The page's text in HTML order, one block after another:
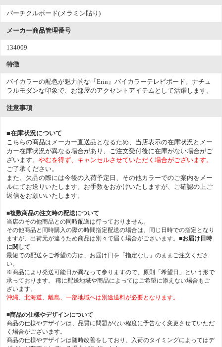
パーチクルボード(メラミン貼り)
メーカー商品管理番号
134009
特徴
バイカラーの配色が魅力的な『Erin』バイカラーテレビボード。ナチュ
ラルモダンな印象で、お部屋のアクセントアイテムとして活躍します。
注意事項
■在庫状況について
こちらの商品はメーカー直送品となるため、当店表示の在庫状況とメー
カー在庫状況が異なる場合があり、ご注文受付後に在庫がない場合がご
ざいます。 やむを得ず、キャンセルさせていただく場合がございます。
ご了承ください。
また、欠品の際には今後の入荷予定日、その他カラーでのご案内をメー
ルにてお送りいたします。お手数をおかけいたしますが、ご確認の上ご
返信をお願いいたします。
■複数商品の注文時の配送について
当店のその他商品との同時配送は行っておりません。
その他商品と同時購入の際の時間指定配送の場合は、同じ日時での指定となり
ますが、出荷元が違うため商品は別々で届く場合がごさいます。 ■お届け日時
に関して
最短での配送をご希望の方は、お届け日を「指定なし」のままご注文くださ
い。
※商品により発送可能日が異なって参りますので、原則「希望日」という形で
承っております。 稀に配送地域や商品によってはご希望に添えない場合もご
ざいます。
沖縄、北海道、離島、一部地域へは別途送料が必要となります。
■商品の仕様やデザインについて
商品の仕様やデザインは、品質に問題がない程度に予告なく変更させていただ
く場合がございます。
商品の仕様やデザインは随時改善をしており、入荷のタイミングによってはデ